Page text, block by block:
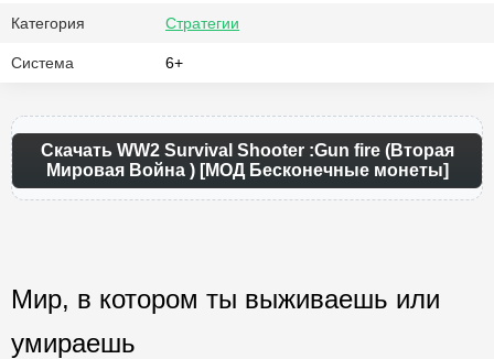
Категория Стратегии
Система 6+
Скачать WW2 Survival Shooter :Gun fire (Вторая
Мировая Война ) [МОД Бесконечные монеты]
Мир, в котором ты выживаешь или
умираешь